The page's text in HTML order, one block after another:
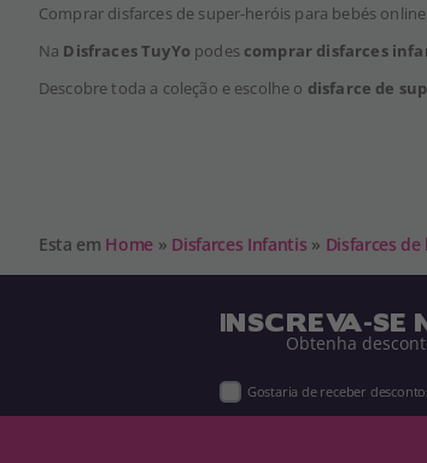
Comprar disfarces de super-heróis para bebés online
Na Disfraces TuyYo podes comprar disfarces
Descobre toda a coleção e escolhe o disfarce de
Esta em Home » Disfarces Infantis » Disfarces de
INSCREVA-SE
Obtenha
Gostaria de receber